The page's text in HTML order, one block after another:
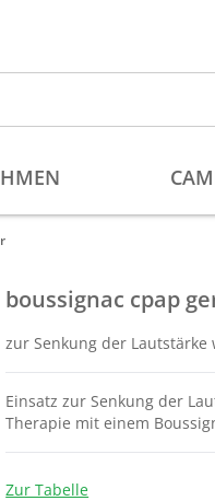
boussignac cpap
zur Senkung der Lautstärke
Einsatz zur Senkung der
Therapie mit einem
Zur Tabelle